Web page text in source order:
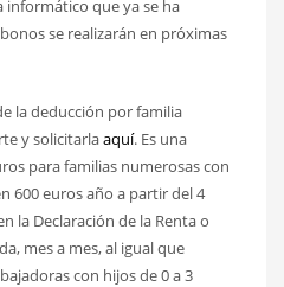
informático que ya se ha
se realizarán en próximas
la deducción por familia
y solicitarlaaquí. Es una
para familias numerosas con
600 euros año a partir del 4
la Declaración de la Renta o
mes a mes, al igual que
con hijos de 0 a 3